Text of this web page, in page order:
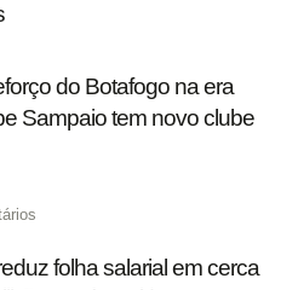
do Botafogo na era
Sampaio tem novo clube
folha salarial em cerca